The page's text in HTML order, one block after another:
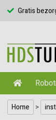
Gratis
Home >